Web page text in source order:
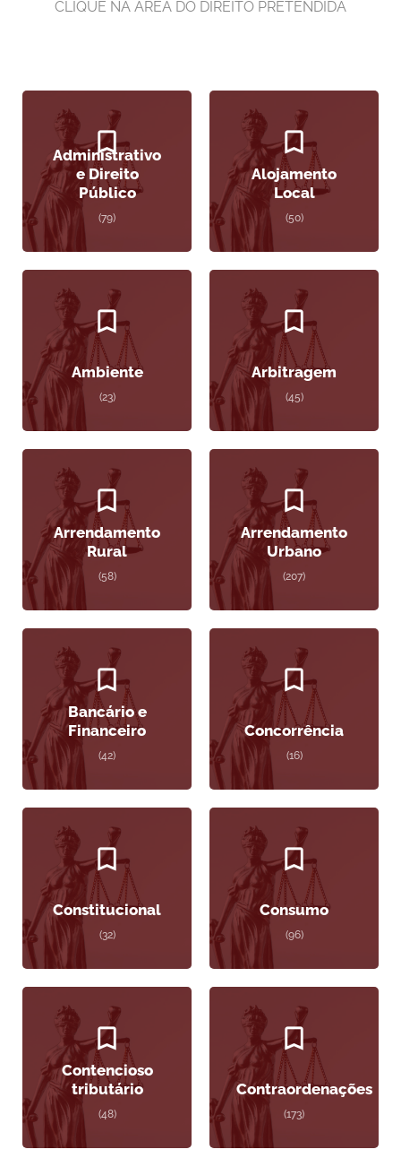
CLIQUE NA ÁREA DO DIREITO PRETENDIDA
Administrativo
e Direito
Público
(79)
Alojamento
Local
(50)
Ambiente
(23)
Arbitragem
(45)
Arrendamento
Rural
(58)
Arrendamento
Urbano
(207)
Bancário e
Financeiro
(42)
Concorrência
(16)
Constitucional
(32)
Consumo
(96)
Contencioso
tributário
(48)
Contraordenações
(173)